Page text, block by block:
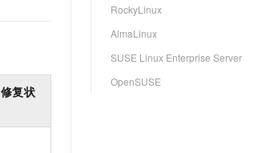
复状
RockyLinux
AlmaLinux
SUSE Linux Enterprise Server
OpenSUSE
高表现力语音合成大模型，语音克隆听感自然
大数据开发治理平台 DataWorks
10 分钟搭建微信、支付宝小程序
高效部署网站，快速应用到小程序
视频高效生成
验
创新加速
覆盖90%+业务场景，专享组合折扣价
查询合作伙伴
登录合作伙伴管理后台